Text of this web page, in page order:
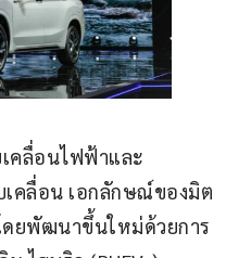
คลื่อนไฟฟ้าและ
คลื่อน เอกลักษณ์ของมิต
ดยพัฒนาขึ้นใหม่ด้วยการ